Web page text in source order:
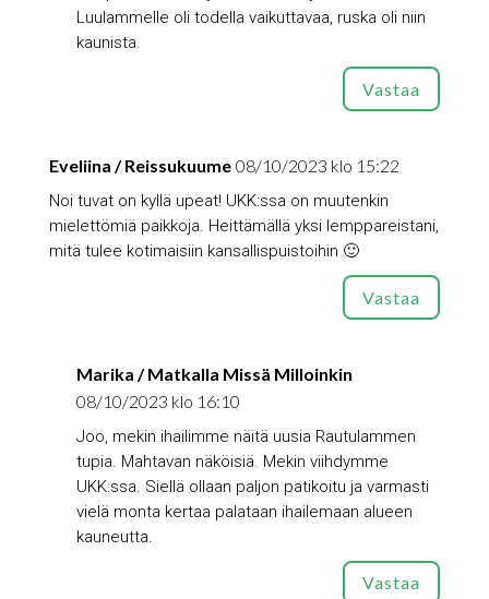
Luulammelle oli todella vaikuttavaa, ruska oli niin
kaunista.
Vastaa
Eveliina / Reissukuume 08/10/2023 klo 15:22
Noi tuvat on kyllä upeat! UKK:ssa on muutenkin
mielettömiä paikkoja. Heittämällä yksi lemppareistani,
mitä tulee kotimaisiin kansallispuistoihin 🙂
Vastaa
Marika / Matkalla Missä Milloinkin
08/10/2023 klo 16:10
Joo, mekin ihailimme näitä uusia Rautulammen
tupia. Mahtavan näköisiä. Mekin viihdymme
UKK:ssa. Siellä ollaan paljon patikoitu ja varmasti
vielä monta kertaa palataan ihailemaan alueen
kauneutta.
Vastaa